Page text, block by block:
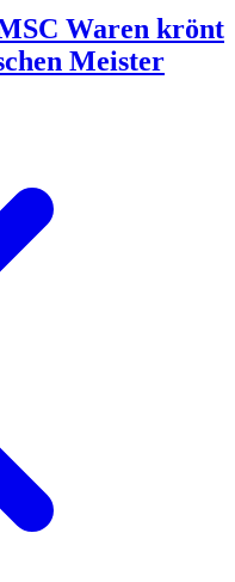
Waren krönt
Meister